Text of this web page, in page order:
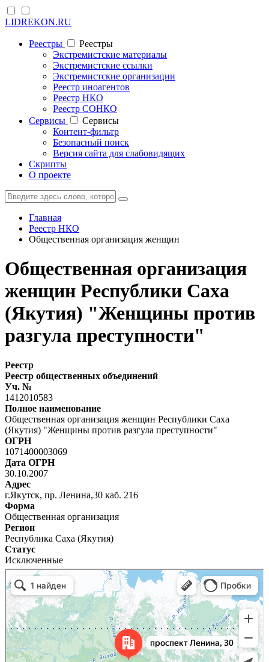
LIDREKON.RU
Реестры
Реестры
Экстремистские материалы
Экстремистские ссылки
Экстремистские организации
Реестр иноагентов
Реестр НКО
Реестр СОНКО
Cервисы
Cервисы
Контент-фильтр
Безопасный поиск
Версия сайта для слабовидящих
Скрипты
О проекте
Главная
Реестр НКО
Общественная организация женщин
Общественная организация
женщин Республики Саха
(Якутия) "Женщины против
разгула преступности"
Реестр
Реестр общественных объединений
Уч. №
1412010583
Полное наименование
Общественная организация женщин Республики Саха
(Якутия) "Женщины против разгула преступности"
ОГРН
1071400003069
Дата ОГРН
30.10.2007
Адрес
г.Якутск, пр. Ленина,30 каб. 216
Форма
Общественная организация
Регион
Республика Саха (Якутия)
Статус
Исключенные